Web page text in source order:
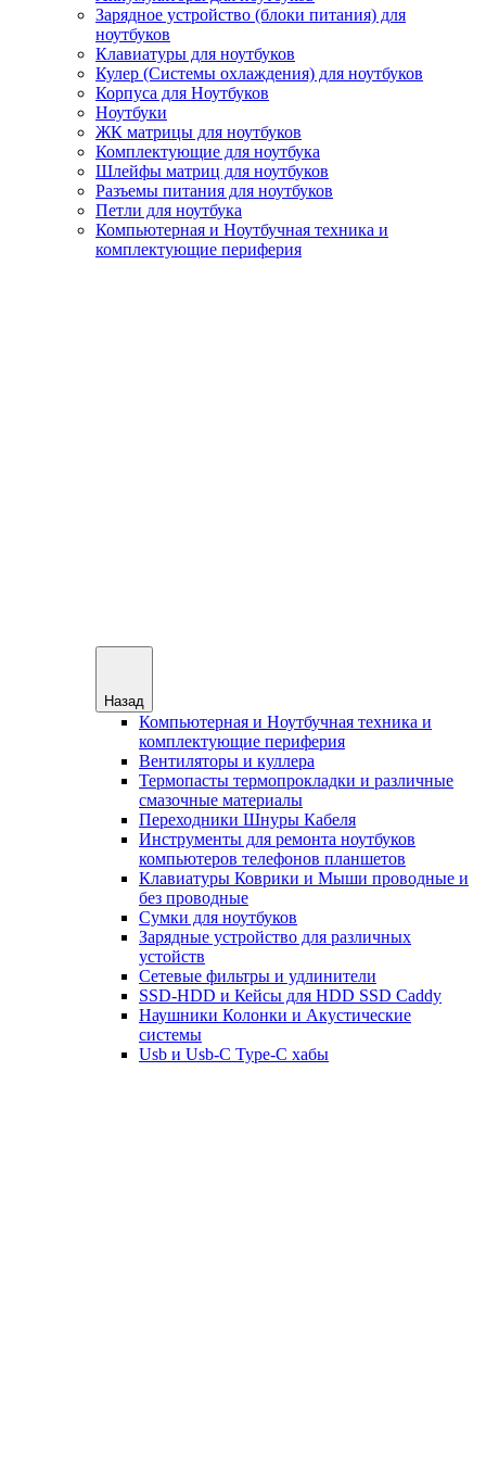
Зарядное устройство (блоки питания) для
ноутбуков
Клавиатуры для ноутбуков
Кулер (Системы охлаждения) для ноутбуков
Корпуса для Ноутбуков
Ноутбуки
ЖК матрицы для ноутбуков
Комплектующие для ноутбука
Шлейфы матриц для ноутбуков
Разъемы питания для ноутбуков
Петли для ноутбука
Компьютерная и Ноутбучная техника и
комплектующие периферия
Назад
Компьютерная и Ноутбучная техника и
комплектующие периферия
Вентиляторы и куллера
Термопасты термопрокладки и различные
смазочные материалы
Переходники Шнуры Кабеля
Инструменты для ремонта ноутбуков
компьютеров телефонов планшетов
Клавиатуры Коврики и Мыши проводные и
без проводные
Сумки для ноутбуков
Зарядные устройство для различных
устойств
Сетевые фильтры и удлинители
SSD-HDD и Кейсы для HDD SSD Caddy
Наушники Колонки и Акустические
системы
Usb и Usb-C Type-C хабы